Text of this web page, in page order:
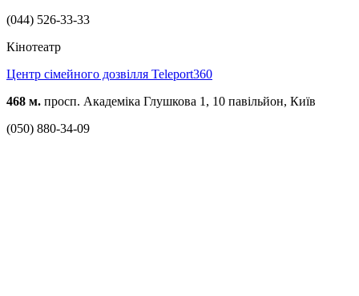
(044) 526-33-33
Кінотеатр
Центр сімейного дозвілля Teleport360
468 м. просп. Академіка Глушкова 1, 10 павільйон, Київ
(050) 880-34-09